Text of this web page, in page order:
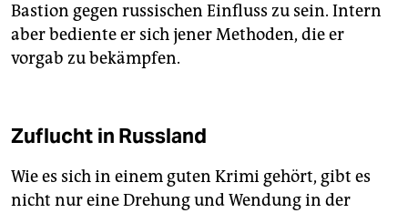
Bastion gegen russischen Einfluss zu sein. Intern
aber bediente er sich jener Methoden, die er
vorgab zu bekämpfen.
Zuflucht in Russland
Wie es sich in einem guten Krimi gehört, gibt es
nicht nur eine Drehung und Wendung in der